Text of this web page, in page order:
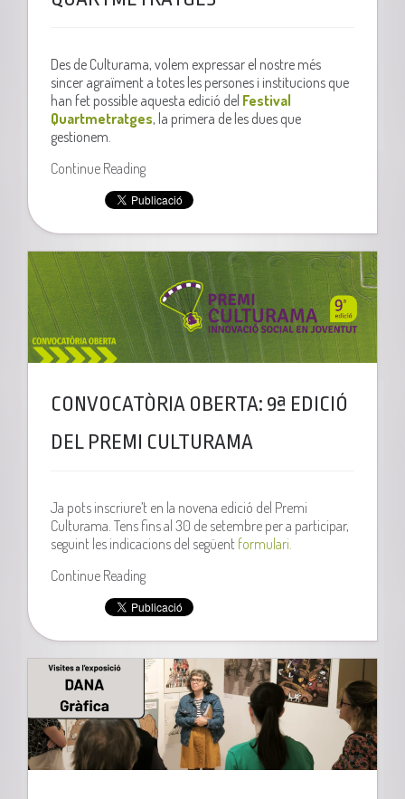
Des de Culturama, volem expressar el nostre més
sincer agraïment a totes les persones i institucions que
han fet possible aquesta edició del Festival
Quartmetratges, la primera de les dues que
gestionem.
Continue Reading
CONVOCATÒRIA OBERTA: 9ª EDICIÓ
DEL PREMI CULTURAMA
Ja pots inscriure’t en la novena edició del Premi
Culturama. Tens fins al 30 de setembre per a participar,
seguint les indicacions del següent formulari.
Continue Reading